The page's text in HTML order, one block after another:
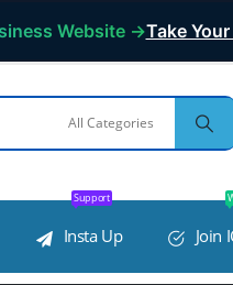
Website →Take
Insta Up
Support
Join